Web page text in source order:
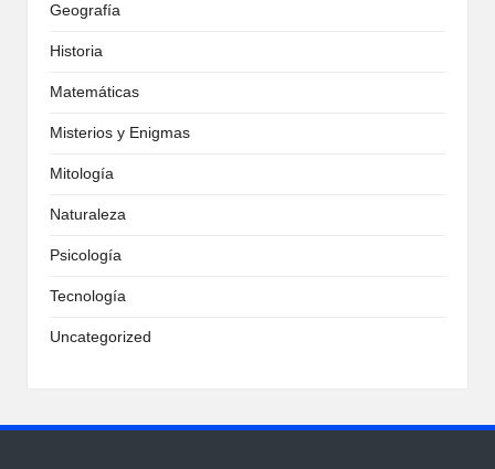
Geografía
Historia
Matemáticas
Misterios y Enigmas
Mitología
Naturaleza
Psicología
Tecnología
Uncategorized